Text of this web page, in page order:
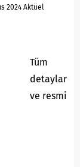
2024 Aktüel
Tüm
detaylar
ve resmi